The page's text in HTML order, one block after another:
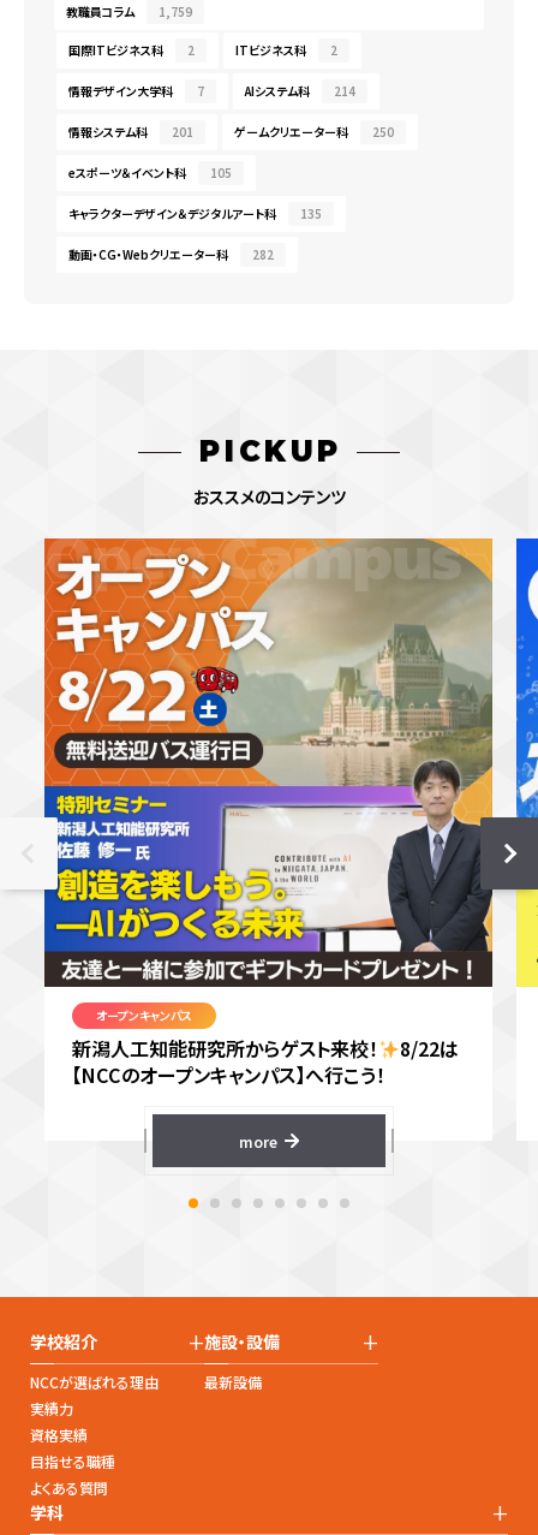
教職員コラム 1,759
国際ITビジネス科 2 ITビジネス科 2
情報デザイン大学科 7 AIシステム科 214
情報システム科 201 ゲームクリエーター科 250
eスポーツ＆イベント科 105
キャラクターデザイン＆デジタルアート科 135
動画・CG・Webクリエーター科 282
PICKUP
おススメのコンテンツ
オープンキャンパス
新潟人工知能研究所からゲスト来校！
8/22は
【NCCのオープンキャンパス】へ行こう！
more
学校紹介 +
NCCが選ばれる理由
実績力
資格実績
目指せる職種
よくある質問
施設・設備 +
最新設備
学科 +